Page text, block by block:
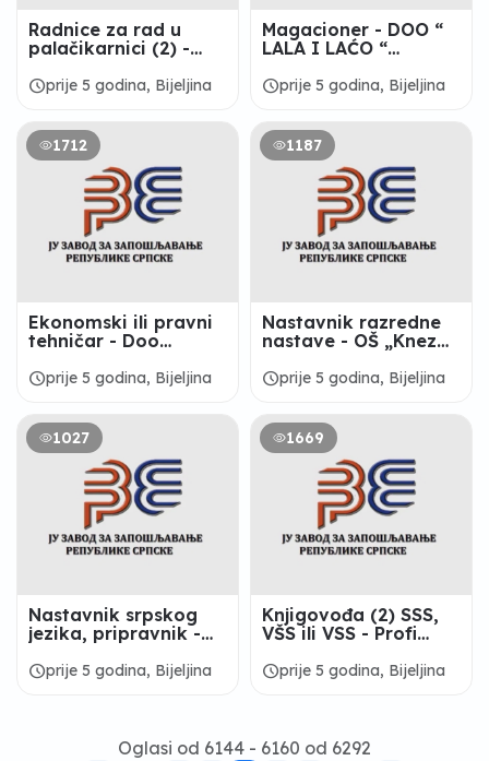
Radnice za rad u
palačikarnici (2) -
scheduleprije 5 godina, Bijeljina
Magacioner - DOO “
LALA I LAĆO “
scheduleprije 5 godina, Bijeljina
1712
Ekonomski ili pravni
tehničar - Doo
scheduleprije 5 godina, Bijeljina
1187
Nastavnik razredne
nastave - OŠ „Knez
Bijeljina
scheduleprije 5 godina, Bijeljina
1027
Nastavnik srpskog
jezika, pripravnik -
„Mihajlo Pupin“,
scheduleprije 5 godina, Bijeljina
1669
Knjigovođa (2) SSS,
VŠS ili VSS - Profi
scheduleprije 5 godina, Bijeljina
Oglasi od 6144 - 6160 od 6292